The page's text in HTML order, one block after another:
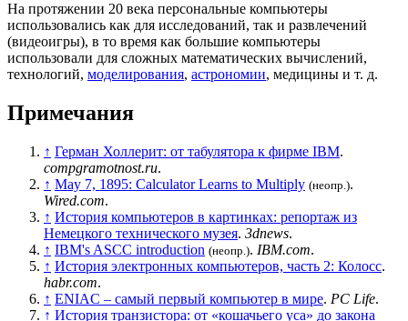
На протяжении 20 века персональные компьютеры
использовались как для исследований, так и развлечений
(видеоигры), в то время как большие компьютеры
использовали для сложных математических вычислений,
технологий, моделирования, астрономии, медицины и т. д.
Примечания
↑ Герман Холлерит: от табулятора к фирме IBM.
compgramotnost.ru.
↑ May 7, 1895: Calculator Learns to Multiply (неопр.).
Wired.com.
↑ История компьютеров в картинках: репортаж из
Немецкого технического музея. 3dnews.
↑ IBM's ASCC introduction (неопр.). IBM.com.
↑ История электронных компьютеров, часть 2: Колосс.
habr.com.
↑ ENIAC – самый первый компьютер в мире. PC Life.
↑ История транзистора: от «кошачьего уса» до закона